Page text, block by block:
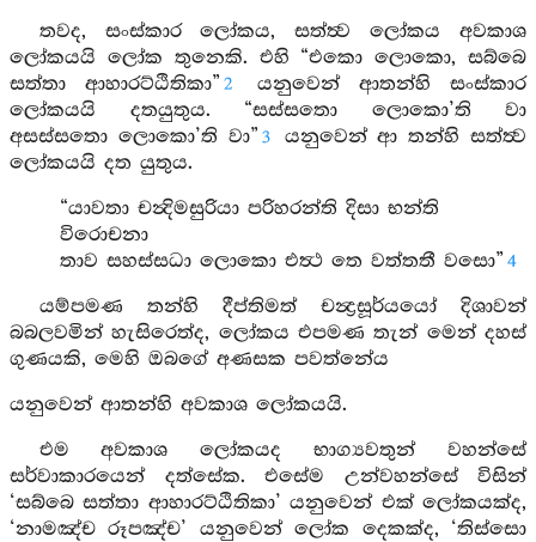
තවද, සංස්කාර ලෝකය, සත්ත්‍ව ලෝකය අවකාශ
ලෝකයයි ලෝක තුනෙකි. එහි “එකො ලොකො, සබ්බෙ
සත්තා ආහාරට්ඨිතිකා” 2
යනුවෙන් ආතන්හි සංස්කාර
ලෝකයයි දතයුතුය. “සස්සතො ලොකො’ති වා
අසස්සතො ලොකො’ති වා” 3
යනුවෙන් ආ තන්හි සත්ත්‍ව
ලෝකයයි දත යුතුය.
“යාවතා චන්‍දිමසුරියා පරිහරන්ති දිසා භන්ති
විරොචනා
තාව සහස්සධා ලොකො එත්‍ථ තෙ වත්තතී වසො” 4
යම්පමණ තන්හි දීප්තිමත් චන්‍ද්‍රසූර්යයෝ දිශාවන්
බබලවමින් හැසිරෙත්ද, ලෝකය එපමණ තැන් මෙන් දහස්
ගුණයකි, මෙහි ඔබගේ අණසක පවත්නේය
යනුවෙන් ආතන්හි අවකාශ ලෝකයයි.
එම අවකාශ ලෝකයද භාග්‍යවතුන් වහන්සේ
සර්වාකාරයෙන් දත්සේක. එසේම උන්වහන්සේ විසින්
‘සබ්බෙ සත්තා ආහාරට්ඨිතිකා’ යනුවෙන් එක් ලෝකයක්ද,
‘නාමඤ්ච රූපඤ්ච’ යනුවෙන් ලෝක දෙකක්ද, ‘තිස්සො